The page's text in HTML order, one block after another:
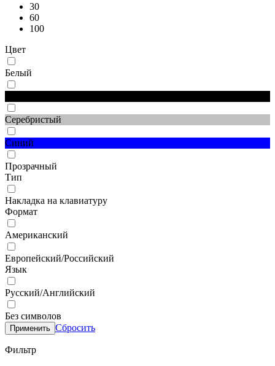
30
60
100
Цвет
Белый
Серебристый
Синий
Прозрачный
Тип
Накладка на клавиатуру
Формат
Американский
Европейский/Российский
Язык
Русский/Английский
Без символов
Применить Сбросить
Фильтр